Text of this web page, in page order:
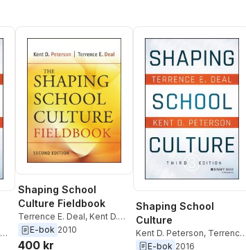
Shaping School
Culture Fieldbook
Terrence E. Deal, Kent D.
Peterson
E-bok 2010
400 kr
Shaping School
Culture
Kent D. Peterson, Terrence
E. Deal
E-bok 2016